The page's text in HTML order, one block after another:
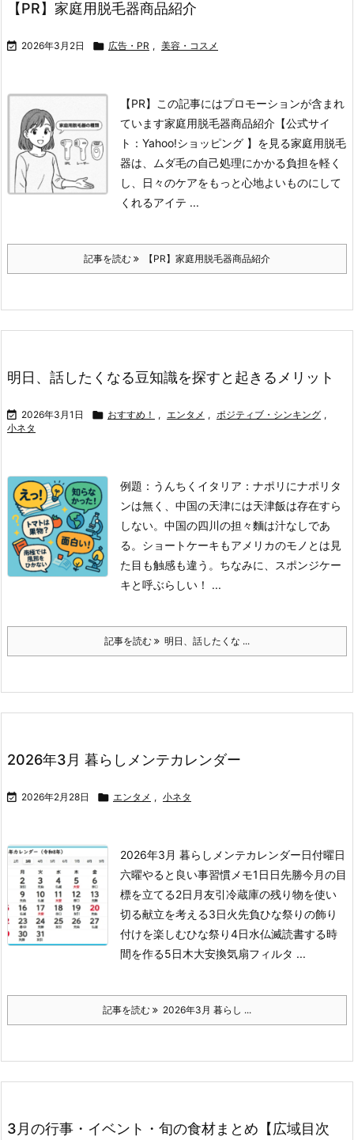
【PR】家庭用脱毛器商品紹介
 2026年3月2日  広告・PR , 美容・コスメ
【PR】この記事にはプロモーションが含まれ
ています家庭用脱毛器商品紹介 【公式サイ
ト：Yahoo!ショッピング 】を見る家庭用脱毛
器は、ムダ毛の自己処理にかかる負担を軽く
し、日々のケアをもっと心地よいものにして
くれるアイテ ...
記事を読む 【PR】家庭用脱毛器商品紹介
明日、話したくなる豆知識を探すと起きるメリット
 2026年3月1日  おすすめ！ , エンタメ , ポジティブ・シンキング ,
小ネタ
例題：うんちく イタリア：ナポリにナポリタ
ンは無く、中国の天津には天津飯は存在すら
しない。 中国の四川の担々麵は汁なしであ
る。 ショートケーキもアメリカのモノとは見
た目も触感も違う。ちなみに、スポンジケー
キと呼ぶらしい！ ...
記事を読む 明日、話したくな ...
2026年3月 暮らしメンテカレンダー
 2026年2月28日  エンタメ , 小ネタ
2026年3月 暮らしメンテカレンダー日付曜日
六曜やると良い事習慣メモ1日日先勝今月の目
標を立てる2日月友引冷蔵庫の残り物を使い
切る献立を考える3日火先負ひな祭りの飾り
付けを楽しむひな祭り4日水仏滅読書する時
間を作る5日木大安換気扇フィルタ ...
記事を読む 2026年3月 暮らし ...
3月の行事・イベント・旬の食材まとめ【広域目次